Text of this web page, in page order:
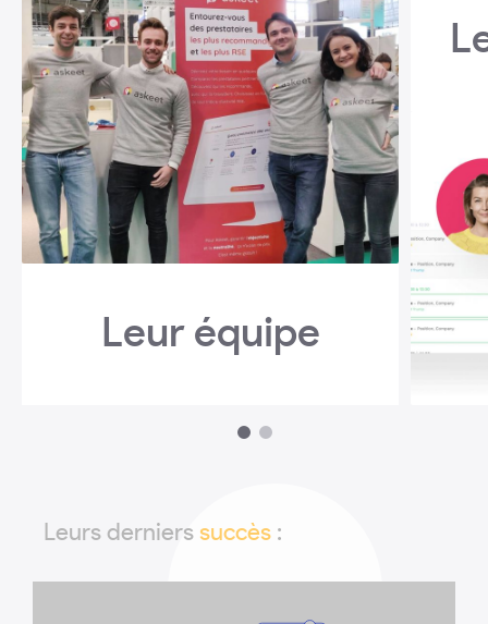
Leur équipe
1 2
Leurs derniers succès :